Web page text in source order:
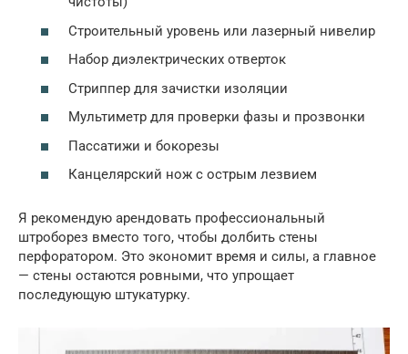
Строительный уровень или лазерный нивелир
Набор диэлектрических отверток
Стриппер для зачистки изоляции
Мультиметр для проверки фазы и прозвонки
Пассатижи и бокорезы
Канцелярский нож с острым лезвием
Я рекомендую арендовать профессиональный
штроборез вместо того, чтобы долбить стены
перфоратором. Это экономит время и силы, а главное
— стены остаются ровными, что упрощает
последующую штукатурку.